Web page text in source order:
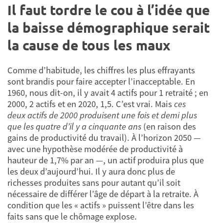
Il faut tordre le cou à l’idée que
la baisse démographique serait
la cause de tous les maux
Comme d’habitude, les chiffres les plus effrayants
sont brandis pour faire accepter l’inacceptable. En
1960, nous dit-on, il y avait 4 actifs pour 1 retraité ; en
2000, 2 actifs et en 2020, 1,5. C’est vrai. Mais ces
deux actifs de 2000 produisent une fois et demi plus
que les quatre d’il y a cinquante ans (en raison des
gains de productivité du travail). À l’horizon 2050 —
avec une hypothèse modérée de productivité à
hauteur de 1,7% par an —, un actif produira plus que
les deux d’aujourd’hui. Il y aura donc plus de
richesses produites sans pour autant qu’il soit
nécessaire de différer l’âge de départ à la retraite. À
condition que les « actifs » puissent l’être dans les
faits sans que le chômage explose.